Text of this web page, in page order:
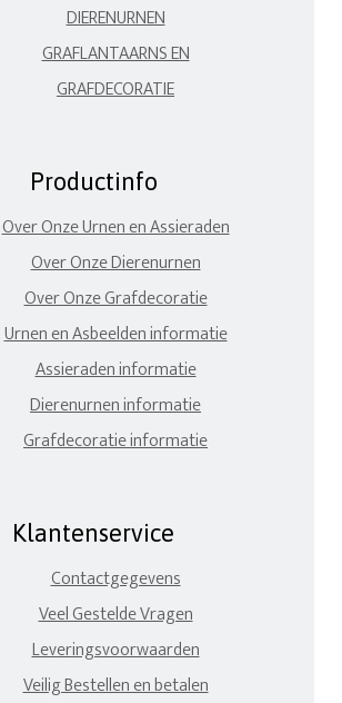
DIERENURNEN
GRAFLANTAARNS EN
GRAFDECORATIE
Productinfo
Over Onze Urnen en Assieraden
Over Onze Dierenurnen
Over Onze Grafdecoratie
Urnen en Asbeelden informatie
Assieraden informatie
Dierenurnen informatie
Grafdecoratie informatie
Klantenservice
Contactgegevens
Veel Gestelde Vragen
Leveringsvoorwaarden
Veilig Bestellen en betalen